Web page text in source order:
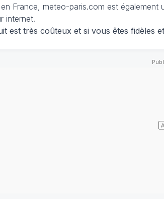
France, meteo-paris.com est
internet.
est très coûteux et si vous êtes fidèles